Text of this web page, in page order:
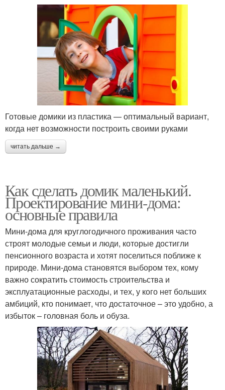
Готовые домики из пластика — оптимальный вариант,
когда нет возможности построить своими руками
читать дальше →
Как сделать домик маленький.
Проектирование мини-дома:
основные правила
Мини-дома для круглогодичного проживания часто
строят молодые семьи и люди, которые достигли
пенсионного возраста и хотят поселиться поближе к
природе. Мини-дома становятся выбором тех, кому
важно сократить стоимость строительства и
эксплуатационные расходы, и тех, у кого нет больших
амбиций, кто понимает, что достаточное – это удобно, а
избыток – головная боль и обуза.